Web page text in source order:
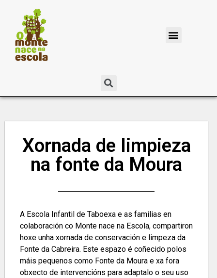
Xornada de limpieza
na fonte da Moura
A Escola Infantil de Taboexa e as familias en
colaboración co Monte nace na Escola, compartiron
hoxe unha xornada de conservación e limpeza da
Fonte da Cabreira. Este espazo é coñecido polos
máis pequenos como Fonte da Moura e xa fora
obxecto de intervencións para adaptalo o seu uso